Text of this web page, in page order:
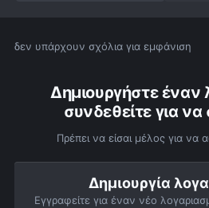
δεν υπάρχουν σχόλια για εμφάνιση
Δημιουργήστε έναν
συνδεθείτε για να
Πρέπει να είσαι μέλος για να
Δημιουργία
Εγγραφείτε για έναν νέο